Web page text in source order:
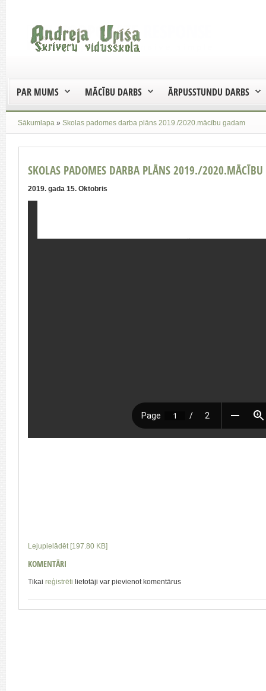
PAR MUMS MĀCĪBU DARBS ĀRPUSSTUNDU DARBS
Sākumlapa » Skolas padomes darba plāns 2019./2020.mācību gadam
SKOLAS PADOMES DARBA PLĀNS 2019./
2019. gada 15. Oktobris
Lejupielādēt [197.80 KB]
KOMENTĀRI
Tikai reģistrēti lietotāji var pievienot komentārus